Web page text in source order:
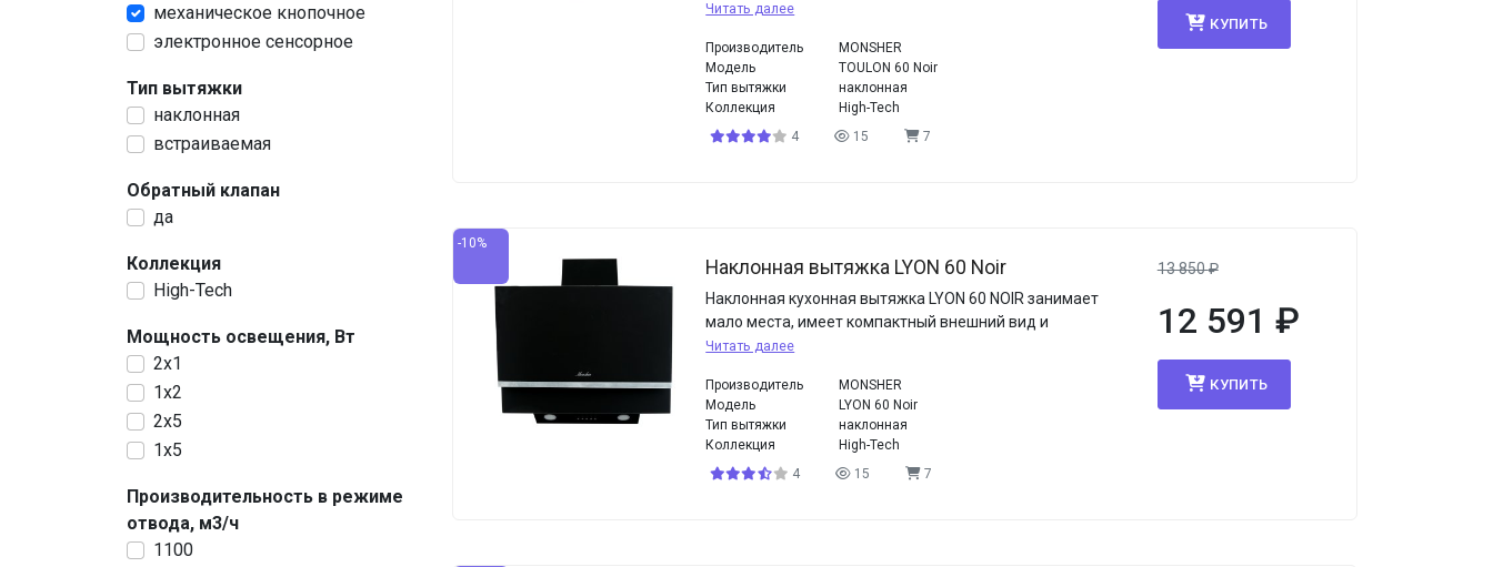
механическое кнопочное
электронное сенсорное
Тип вытяжки
наклонная
встраиваемая
Обратный клапан
да
Коллекция
High-Tech
Мощность освещения, Вт
2х1
1x2
2x5
1x5
Производительность в режиме
отвода, м3/ч
1100
Читать далее
Производитель
MONSHER
Модель
TOULON 60 Noir
Тип вытяжки
наклонная
Коллекция
High-Tech
4
15 7
КУПИТЬ
-10%
Наклонная вытяжка LYON 60 Noir
Наклонная кухонная вытяжка LYON 60 NOIR занимает
мало места, имеет компактный внешний вид и
Читать далее
Производитель
MONSHER
Модель
LYON 60 Noir
Тип вытяжки
наклонная
Коллекция
High-Tech
4
15 7
13 850₽
12 591 ₽
КУПИТЬ